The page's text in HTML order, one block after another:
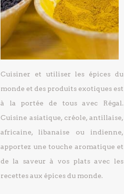
Cuisiner et utiliser les épices du
monde et des produits exotiques est
à la portée de tous avec Régal.
Cuisine asiatique, créole, antillaise,
africaine, libanaise ou indienne,
apportez une touche aromatique et
de la saveur à vos plats avec les
recettes aux épices du monde.